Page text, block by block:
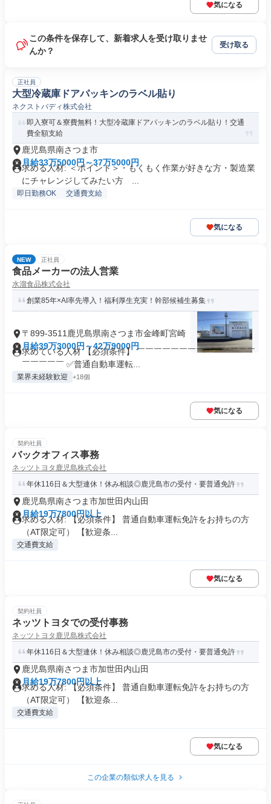
気になる
この条件を保存して、新着求人を受け取りませ
んか？
受け取る
正社員
大型冷蔵庫ドアパッキンのラベル貼り
ネクストバディ株式会社
即入寮可＆寮費無料！大型冷蔵庫ドアパッキンのラベル貼り！交通
費全額支給
鹿児島県南さつま市
月給33万5000円～37万5000円
求める人材: ＜ポイント＞・もくもく作業が好きな方・製造業
にチャレンジしてみたい方 ...
即日勤務OK 交通費支給
気になる
NEW 正社員
食品メーカーの法人営業
水溜食品株式会社
創業85年×AI率先導入！福利厚生充実！幹部候補生募集
〒899-3511鹿児島県南さつま市金峰町宮崎
月給39万3000円～42万9000円
求めている人材 【必須条件】 ￣￣￣￣￣￣￣￣￣￣￣￣￣￣
￣￣￣￣￣ ✅普通自動車運転...
業界未経験歓迎 +18個
気になる
契約社員
バックオフィス事務
ネッツトヨタ鹿児島株式会社
年休116日＆大型連休！休み相談◎鹿児島市の受付・要普通免許
鹿児島県南さつま市加世田内山田
月給19万7800円以上
求める人材: 【必須条件】 普通自動車運転免許をお持ちの方
（AT限定可） 【歓迎条...
交通費支給
気になる
契約社員
ネッツトヨタでの受付事務
ネッツトヨタ鹿児島株式会社
年休116日＆大型連休！休み相談◎鹿児島市の受付・要普通免許
鹿児島県南さつま市加世田内山田
月給19万7800円以上
求める人材: 【必須条件】 普通自動車運転免許をお持ちの方
（AT限定可） 【歓迎条...
交通費支給
気になる
この企業の類似求人を見る